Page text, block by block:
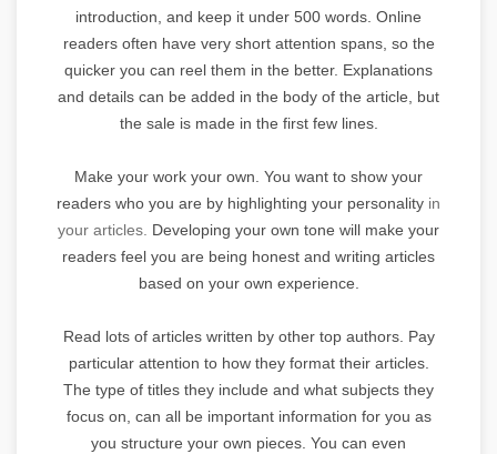
introduction, and keep it under 500 words. Online
readers often have very short attention spans, so the
quicker you can reel them in the better. Explanations
and details can be added in the body of the article, but
the sale is made in the first few lines.
Make your work your own. You want to show your
readers who you are by highlighting your personality in
your articles. Developing your own tone will make your
readers feel you are being honest and writing articles
based on your own experience.
Read lots of articles written by other top authors. Pay
particular attention to how they format their articles.
The type of titles they include and what subjects they
focus on, can all be important information for you as
you structure your own pieces. You can even